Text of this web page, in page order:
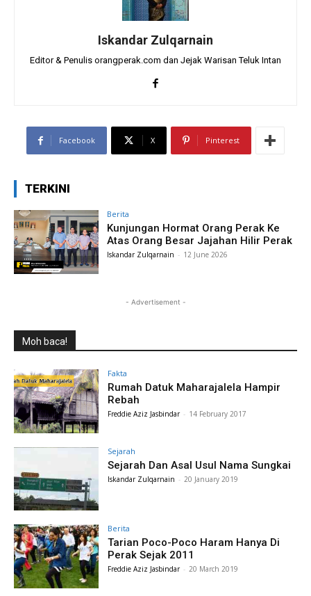
Iskandar Zulqarnain
Editor & Penulis orangperak.com dan Jejak Warisan Teluk Intan
Facebook X Pinterest
TERKINI
Berita
Kunjungan Hormat Orang Perak Ke
Atas Orang Besar Jajahan Hilir Perak
Iskandar Zulqarnain - 12 June 2026
- Advertisement -
Moh baca!
Fakta
Rumah Datuk Maharajalela Hampir
Rebah
Freddie Aziz Jasbindar - 14 February 2017
Sejarah
Sejarah Dan Asal Usul Nama Sungkai
Iskandar Zulqarnain - 20 January 2019
Berita
Tarian Poco-Poco Haram Hanya Di
Perak Sejak 2011
Freddie Aziz Jasbindar - 20 March 2019